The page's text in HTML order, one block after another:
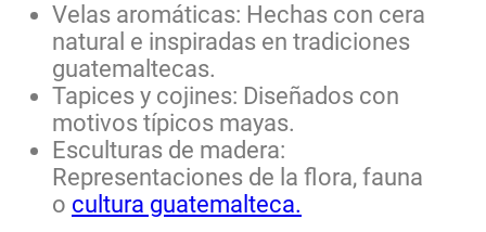
Velas aromáticas: Hechas con cera
natural e inspiradas en tradiciones
guatemaltecas.
Tapices y cojines: Diseñados con
motivos típicos mayas.
Esculturas de madera:
Representaciones de la flora, fauna
o cultura guatemalteca.